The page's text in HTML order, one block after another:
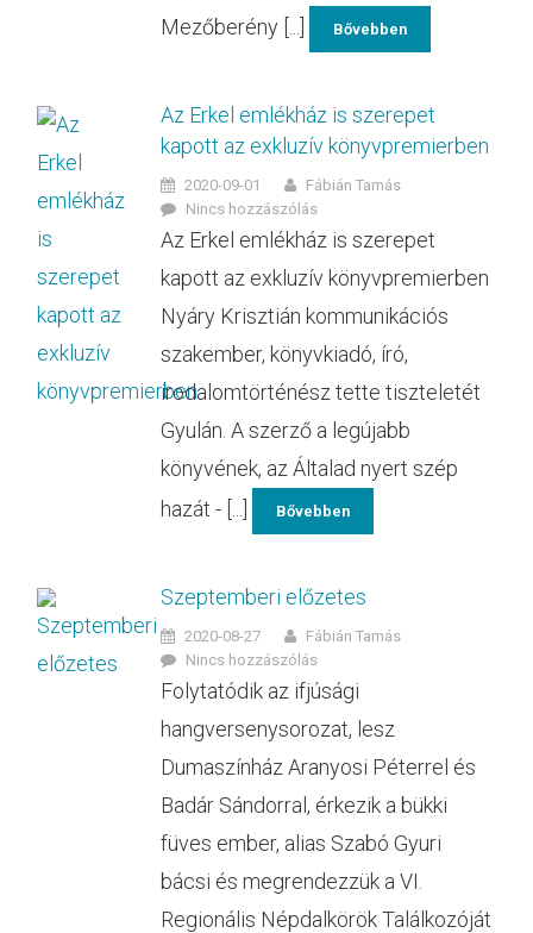
Mezőberény [...]
Bővebben
Az Erkel emlékház is szerepet
kapott az exkluzív könyvpremierben
2020-09-01
Fábián Tamás
Nincs hozzászólás
Az Erkel emlékház is szerepet
kapott az exkluzív könyvpremierben
Nyáry Krisztián kommunikációs
szakember, könyvkiadó, író,
irodalomtörténész tette tiszteletét
Gyulán. A szerző a legújabb
könyvének, az Általad nyert szép
hazát - [...]
Bővebben
Szeptemberi előzetes
2020-08-27
Fábián Tamás
Nincs hozzászólás
Folytatódik az ifjúsági
hangversenysorozat, lesz
Dumaszínház Aranyosi Péterrel és
Badár Sándorral, érkezik a bükki
füves ember, alias Szabó Gyuri
bácsi és megrendezzük a VI.
Regionális Népdalkörök Találkozóját